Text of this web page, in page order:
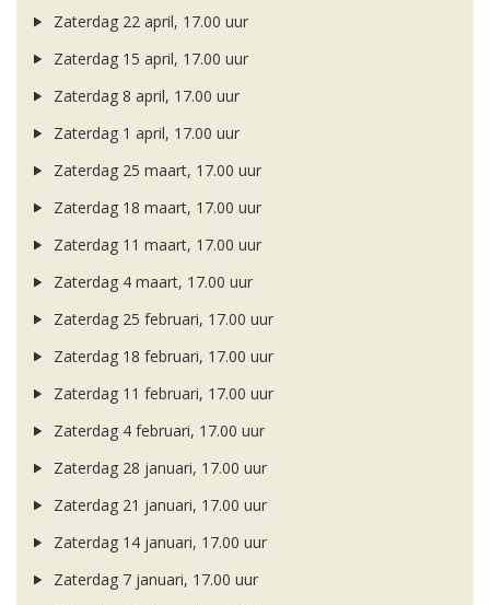
Zaterdag 22 april, 17.00 uur
Zaterdag 15 april, 17.00 uur
Zaterdag 8 april, 17.00 uur
Zaterdag 1 april, 17.00 uur
Zaterdag 25 maart, 17.00 uur
Zaterdag 18 maart, 17.00 uur
Zaterdag 11 maart, 17.00 uur
Zaterdag 4 maart, 17.00 uur
Zaterdag 25 februari, 17.00 uur
Zaterdag 18 februari, 17.00 uur
Zaterdag 11 februari, 17.00 uur
Zaterdag 4 februari, 17.00 uur
Zaterdag 28 januari, 17.00 uur
Zaterdag 21 januari, 17.00 uur
Zaterdag 14 januari, 17.00 uur
Zaterdag 7 januari, 17.00 uur